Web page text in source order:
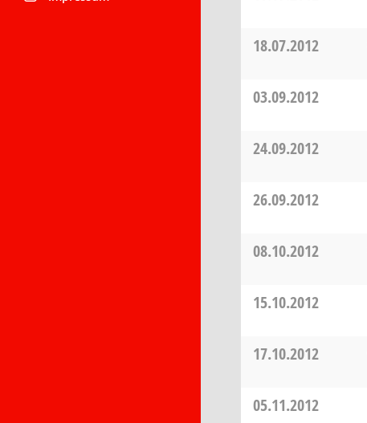
18.07.2012
03.09.2012
24.09.2012
26.09.2012
08.10.2012
15.10.2012
17.10.2012
05.11.2012